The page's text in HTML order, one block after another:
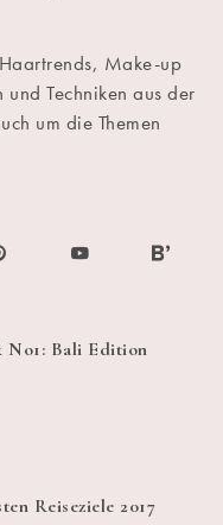
Make-up
Techniken aus der
um die Themen
No1: Bali Edition
Reiseziele 2017